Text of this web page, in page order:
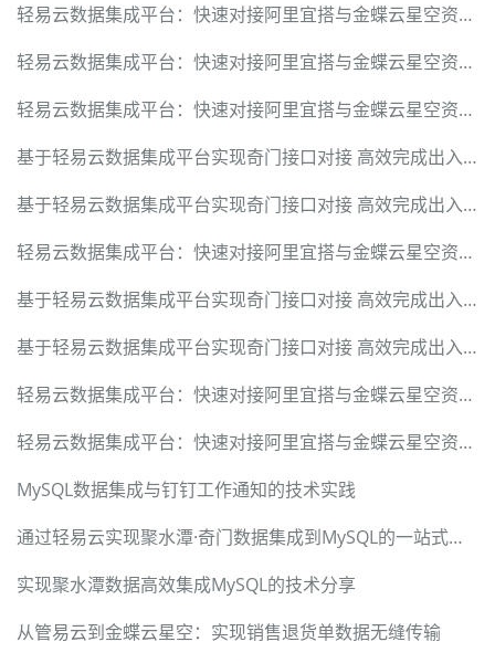
轻易云数据集成平台：快速对接阿里宜搭与金蝶云星空资金调拨单
轻易云数据集成平台：快速对接阿里宜搭与金蝶云星空资金调拨单
轻易云数据集成平台：快速对接阿里宜搭与金蝶云星空资金调拨单
基于轻易云数据集成平台实现奇门接口对接 高效完成出入库信息实时传递与修改
基于轻易云数据集成平台实现奇门接口对接 高效完成出入库信息实时传递与修改
轻易云数据集成平台：快速对接阿里宜搭与金蝶云星空资金调拨单
基于轻易云数据集成平台实现奇门接口对接 高效完成出入库信息实时传递与修改
基于轻易云数据集成平台实现奇门接口对接 高效完成出入库信息实时传递与修改
轻易云数据集成平台：快速对接阿里宜搭与金蝶云星空资金调拨单
轻易云数据集成平台：快速对接阿里宜搭与金蝶云星空资金调拨单
MySQL数据集成与钉钉工作通知的技术实践
通过轻易云实现聚水潭·奇门数据集成到MySQL的一站式解决方案
实现聚水潭数据高效集成MySQL的技术分享
从管易云到金蝶云星空：实现销售退货单数据无缝传输